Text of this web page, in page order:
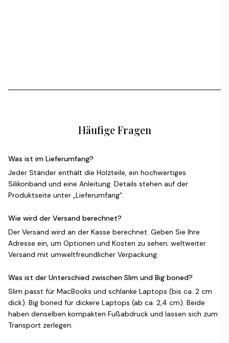
Häufige Fragen
Was ist im Lieferumfang?
Jeder Ständer enthält die Holzteile, ein hochwertiges
Silikonband und eine Anleitung. Details stehen auf der
Produktseite unter „Lieferumfang“.
Wie wird der Versand berechnet?
Der Versand wird an der Kasse berechnet. Geben Sie Ihre
Adresse ein, um Optionen und Kosten zu sehen; weltweiter
Versand mit umweltfreundlicher Verpackung.
Was ist der Unterschied zwischen Slim und Big boned?
Slim passt für MacBooks und schlanke Laptops (bis ca. 2 cm
dick). Big boned für dickere Laptops (ab ca. 2,4 cm). Beide
haben denselben kompakten Fußabdruck und lassen sich zum
Transport zerlegen.